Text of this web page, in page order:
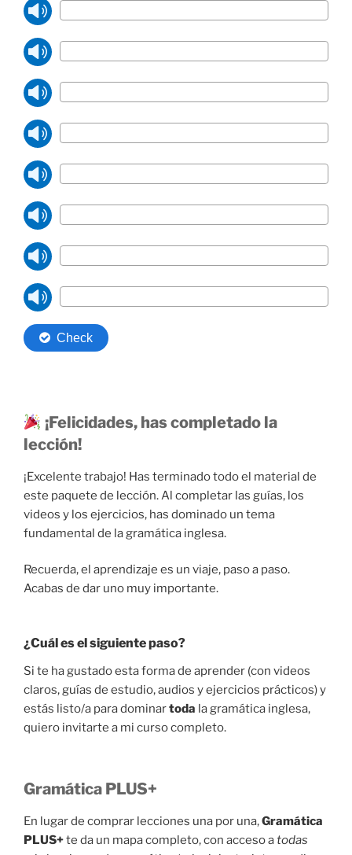
¡Felicidades, has completado la
lección!
¡Excelente trabajo! Has terminado todo el material de
este paquete de lección. Al completar las guías, los
videos y los ejercicios, has dominado un tema
fundamental de la gramática inglesa.
Recuerda, el aprendizaje es un viaje, paso a paso.
Acabas de dar uno muy importante.
¿Cuál es el siguiente paso?
Si te ha gustado esta forma de aprender (con videos
claros, guías de estudio, audios y ejercicios prácticos) y
estás listo/a para dominartoda la gramática inglesa,
quiero invitarte a mi curso completo.
Gramática PLUS+
En lugar de comprar lecciones una por una,Gramática
PLUS+te da un mapa completo, con acceso atodas